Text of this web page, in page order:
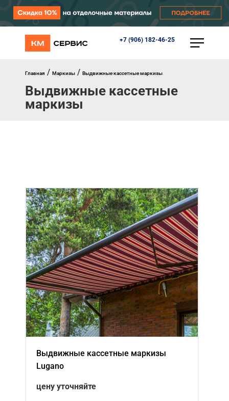
+7 (906) 182-46-25
КАТАЛОГ
Перегрузочное оборудование
Уличные калитки
Шлагбаумы
МЕНЮ
Главная
Акции
Примеры работ
Ремонт
Сервис
Кредит
О компании
Где купить
Отзывы
Главная / Маркизы / Выдвижные кассетные маркизы
Выдвижные кассетные
маркизы
Выдвижные кассетные маркизы
Lugano
цену уточняйте